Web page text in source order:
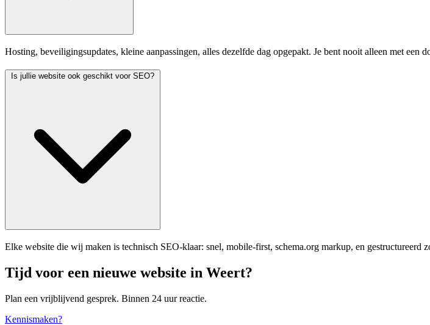
Hosting, beveiligingsupdates, kleine aanpassingen, alles dezelfde dag opgepakt. Je bent nooit alleen met een
Is jullie website ook geschikt voor SEO?
Elke website die wij maken is technisch SEO-klaar: snel, mobile-first, schema.org markup, en gestructureerd
Tijd voor een nieuwe website in Weert?
Plan een vrijblijvend gesprek. Binnen 24 uur reactie.
Kennismaken?